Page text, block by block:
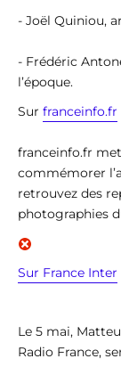
- Joël Quiniou,
- Frédéric
l’époque.
Sur franceinfo.fr
franceinfo.fr
commémorer
retrouvez des
photographies
Sur France Inter
Le 5 mai,
Radio France,